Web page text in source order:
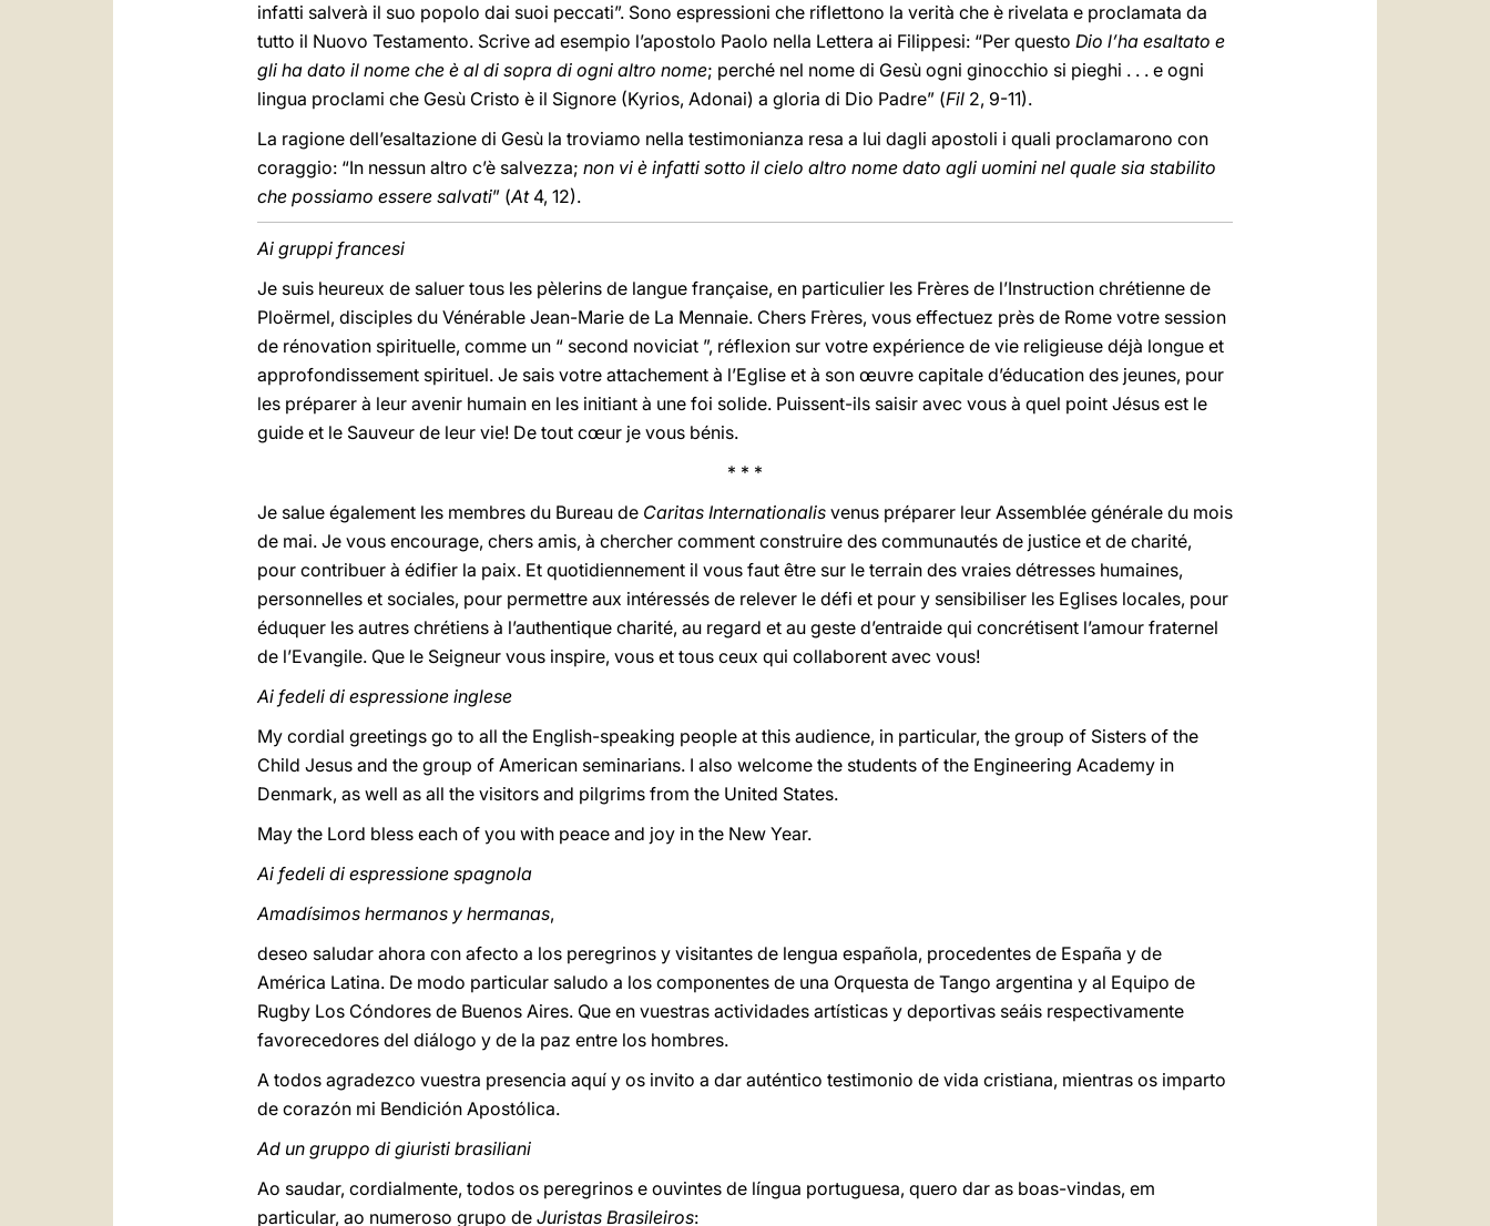
infatti salverà il suo popolo dai suoi peccati”. Sono espressioni che riflettono la verità che è rivelata e proclamata da
tutto il Nuovo Testamento. Scrive ad esempio l’apostolo Paolo nella Lettera ai Filippesi: “Per questo Dio l’ha esaltato e
gli ha dato il nome che è al di sopra di ogni altro nome; perché nel nome di Gesù ogni ginocchio si pieghi . . . e ogni
lingua proclami che Gesù Cristo è il Signore (Kyrios, Adonai) a gloria di Dio Padre” (Fil 2, 9-11).
La ragione dell’esaltazione di Gesù la troviamo nella testimonianza resa a lui dagli apostoli i quali proclamarono con
coraggio: “In nessun altro c’è salvezza; non vi è infatti sotto il cielo altro nome dato agli uomini nel quale sia stabilito
che possiamo essere salvati” (At4, 12).
Ai gruppi francesi
Je suis heureux de saluer tous les pèlerins de langue française, en particulier les Frères de l’Instruction chrétienne de
Ploërmel, disciples du Vénérable Jean-Marie de La Mennaie. Chers Frères, vous effectuez près de Rome votre session
de rénovation spirituelle, comme un “ second noviciat ”, réflexion sur votre expérience de vie religieuse déjà longue et
approfondissement spirituel. Je sais votre attachement à l’Eglise et à son œuvre capitale d’éducation des jeunes, pour
les préparer à leur avenir humain en les initiant à une foi solide. Puissent-ils saisir avec vous à quel point Jésus est le
guide et le Sauveur de leur vie! De tout cœur je vous bénis.
* * *
Je salue également les membres du Bureau de Caritas Internationalis venus préparer leur Assemblée générale du mois
de mai. Je vous encourage, chers amis, à chercher comment construire des communautés de justice et de charité,
pour contribuer à édifier la paix. Et quotidiennement il vous faut être sur le terrain des vraies détresses humaines,
personnelles et sociales, pour permettre aux intéressés de relever le défi et pour y sensibiliser les Eglises locales, pour
éduquer les autres chrétiens à l’authentique charité, au regard et au geste d’entraide qui concrétisent l’amour fraternel
de l’Evangile. Que le Seigneur vous inspire, vous et tous ceux qui collaborent avec vous!
Ai fedeli di espressione inglese
My cordial greetings go to all the English-speaking people at this audience, in particular, the group of Sisters of the
Child Jesus and the group of American seminarians. I also welcome the students of the Engineering Academy in
Denmark, as well as all the visitors and pilgrims from the United States.
May the Lord bless each of you with peace and joy in the New Year.
Ai fedeli di espressione spagnola
Amadísimos hermanos y hermanas,
deseo saludar ahora con afecto a los peregrinos y visitantes de lengua española, procedentes de España y de
América Latina. De modo particular saludo a los componentes de una Orquesta de Tango argentina y al Equipo de
Rugby Los Cóndores de Buenos Aires. Que en vuestras actividades artísticas y deportivas seáis respectivamente
favorecedores del diálogo y de la paz entre los hombres.
A todos agradezco vuestra presencia aquí y os invito a dar auténtico testimonio de vida cristiana, mientras os imparto
de corazón mi Bendición Apostólica.
Ad un gruppo di giuristi brasiliani
Ao saudar, cordialmente, todos os peregrinos e ouvintes de língua portuguesa, quero dar as boas-vindas, em
particular, ao numeroso grupo de Juristas Brasileiros: